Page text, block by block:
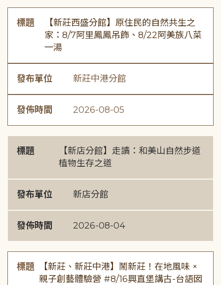
標題
【新莊西盛分館】原住民的自然共生之
家：8/7阿里鳳鳳吊飾、8/22阿美族八菜
一湯
發布單位 新莊中港分館
發佈時間 2026-08-05
標題
【新店分館】走讀：和美山自然步道
植物生存之道
發布單位 新店分館
發佈時間 2026-08-04
標題
【新莊、新莊中港】鬧新莊！在地風味 ×
親子創藝體驗營 #8/16興直堡講古-台語囡